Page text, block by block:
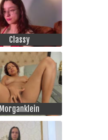
Classy
Morganklein